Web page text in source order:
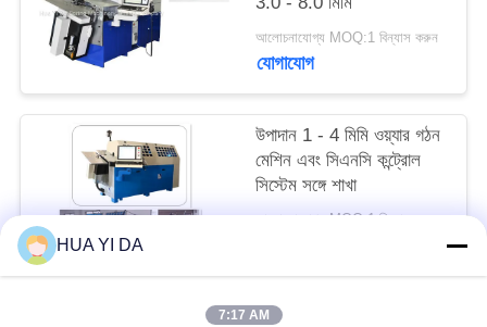
আলোচনাযোগ্য MOQ:1 বিন্যাস করুন
যোগাযোগ
উপাদান 1 - 4 মিমি ওয়্যার গঠন
মেশিন এবং সিএনসি কন্ট্রোল
সিস্টেম সঙ্গে শাখা
আলোচনাযোগ্য MOQ:1 বিন্যাস করুন
HUA YI DA
7:17 AM